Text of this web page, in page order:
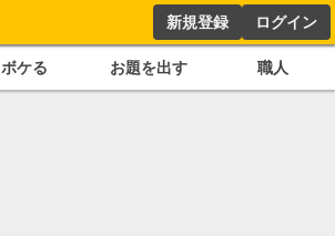
新規登録 ログイン
ボケる お題を出す 職人